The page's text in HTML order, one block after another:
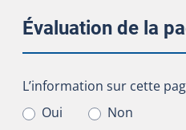
Évaluation de la
L’information sur cette
L’information sur cette
Oui
Non